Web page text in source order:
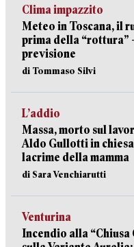
Clima impazzito
Meteo in Toscana, il
prima della “rottura”
previsione
di Tommaso Silvi
L’addio
Massa, morto sul
Aldo Gullotti in
lacrime della mamma
di Sara Venchiarutti
Venturina
Incendio alla